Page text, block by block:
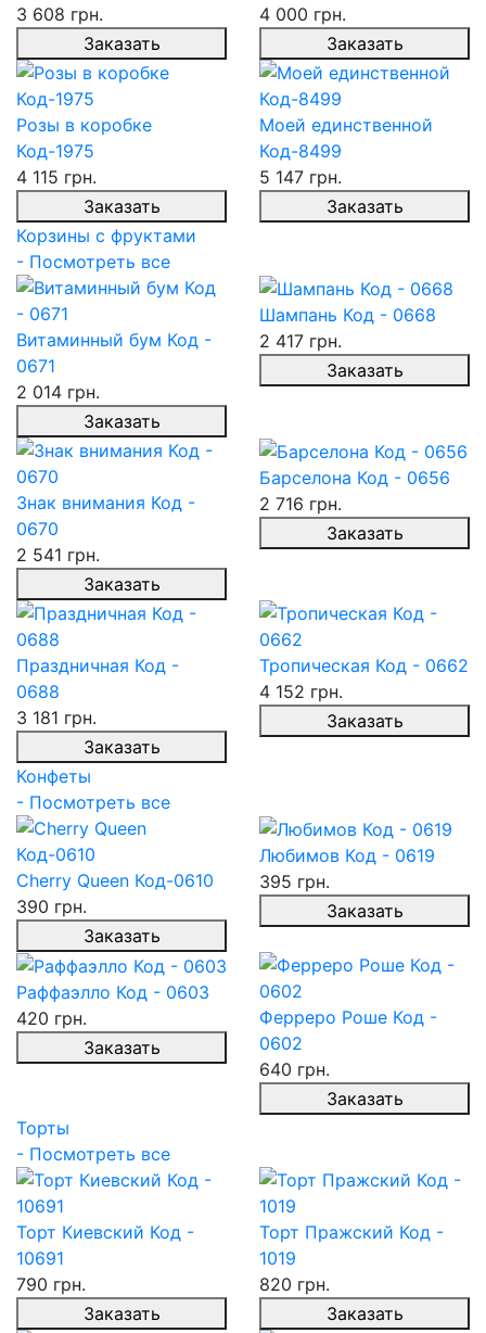
3 608 грн.
Заказать
4 000 грн.
Заказать
Розы в коробке
Код-1975
4 115 грн.
Заказать
Моей единственной
Код-8499
5 147 грн.
Заказать
Корзины с фруктами
- Посмотреть все
Витаминный бум Код -
0671
2 014 грн.
Заказать
Шампань Код - 0668
2 417 грн.
Заказать
Знак внимания Код -
0670
2 541 грн.
Заказать
Барселона Код - 0656
2 716 грн.
Заказать
Праздничная Код -
0688
3 181 грн.
Заказать
Тропическая Код - 0662
4 152 грн.
Заказать
Конфеты
- Посмотреть все
Cherry Queen Код-0610
390 грн.
Заказать
Любимов Код - 0619
395 грн.
Заказать
Раффаэлло Код - 0603
420 грн.
Заказать
Ферреро Роше Код -
0602
640 грн.
Заказать
Торты
- Посмотреть все
Торт Киевский Код -
10691
790 грн.
Заказать
Торт Пражский Код -
1019
820 грн.
Заказать